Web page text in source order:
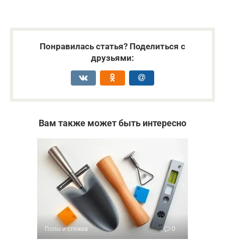
Понравилась статья? Поделиться с
друзьями:
Вам также может быть интересно
Полы и стяжка 0